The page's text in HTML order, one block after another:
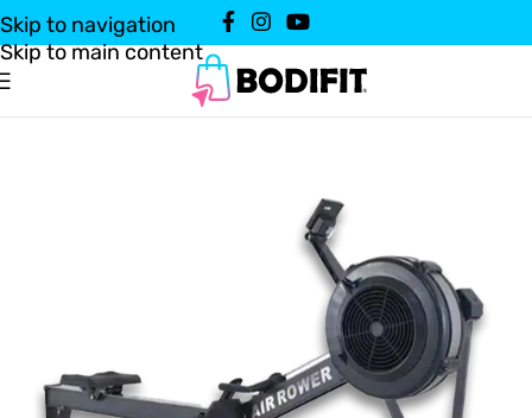
Skip to navigation
Skip to main content
Domov
Vadbena oprema/Športni pripomočki